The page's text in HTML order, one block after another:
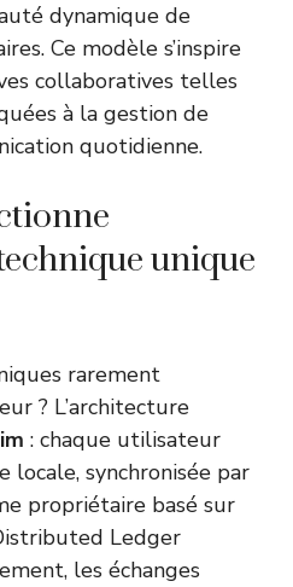
dynamique de
Ce modèle s’inspire
collaboratives telles
à la gestion de
quotidienne.
unique
rarement
? L’architecture
: chaque utilisateur
locale, synchronisée par
propriétaire basé sur
Ledger
les échanges